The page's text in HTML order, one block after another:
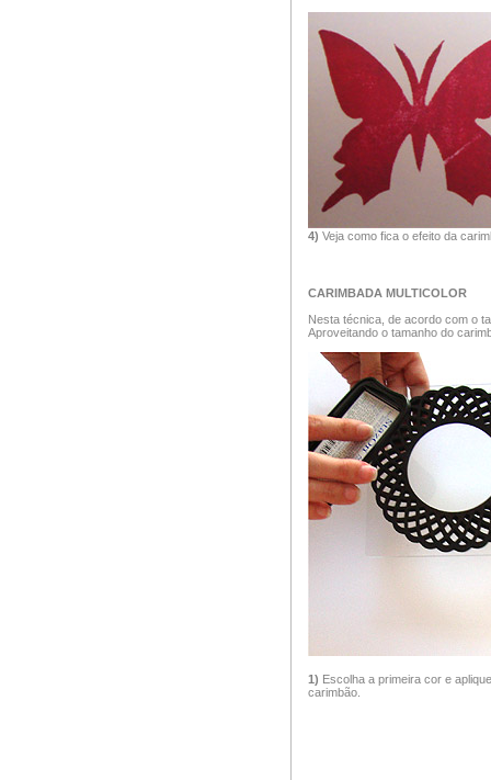
4) Veja como fica o efeito da
CARIMBADA MULTICOLOR
Nesta técnica, de acordo com o
Aproveitando o tamanho do
1) Escolha a primeira cor e
carimbão.